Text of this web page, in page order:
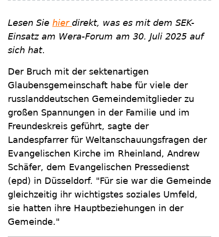
Lesen Sie hierdirekt, was es mit dem SEK-
Einsatz am Wera-Forum am 30. Juli 2025 auf
sich hat.
Der Bruch mit der sektenartigen
Glaubensgemeinschaft habe für viele der
russlanddeutschen Gemeindemitglieder zu
großen Spannungen in der Familie und im
Freundeskreis geführt, sagte der
Landespfarrer für Weltanschauungsfragen der
Evangelischen Kirche im Rheinland, Andrew
Schäfer, dem Evangelischen Pressedienst
(epd) in Düsseldorf. "Für sie war die Gemeinde
gleichzeitig ihr wichtigstes soziales Umfeld,
sie hatten ihre Hauptbeziehungen in der
Gemeinde."